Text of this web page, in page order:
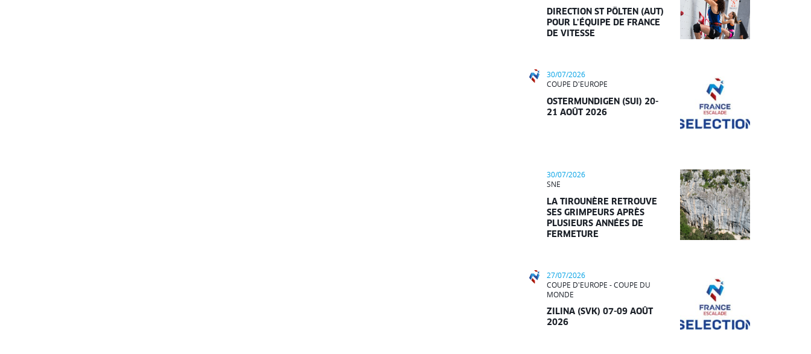
DIRECTION ST PÖLTEN (AUT)
POUR L’ÉQUIPE DE FRANCE
DE VITESSE
30/07/2026
COUPE D'EUROPE
OSTERMUNDIGEN (SUI) 20-
21 AOÛT 2026
30/07/2026
SNE
LA TIROUNÈRE RETROUVE
SES GRIMPEURS APRÈS
PLUSIEURS ANNÉES DE
FERMETURE
27/07/2026
COUPE D'EUROPE - COUPE DU
MONDE
ZILINA (SVK) 07-09 AOÛT
2026